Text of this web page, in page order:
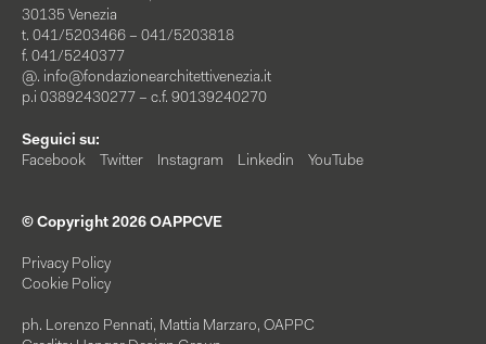
30135 Venezia
t. 041/5203466 – 041/5203818
f. 041/5240377
@. info@fondazionearchitettivenezia.it
p.i 03892430277 – c.f. 90139240270
Seguici su:
Facebook
Twitter Instagram Linkedin YouTube
© Copyright 2026 OAPPCVE
Privacy Policy
Cookie Policy
ph. Lorenzo Pennati, Mattia Marzaro, OAPPC